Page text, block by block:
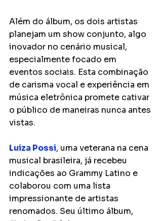
Além do álbum, os dois artistas
planejam um show conjunto, algo
inovador no cenário musical,
especialmente focado em
eventos sociais. Esta combinação
de carisma vocal e experiência em
música eletrônica promete cativar
o público de maneiras nunca antes
vistas.
Luiza Possi, uma veterana na cena
musical brasileira, já recebeu
indicações ao Grammy Latino e
colaborou com uma lista
impressionante de artistas
renomados. Seu último álbum,